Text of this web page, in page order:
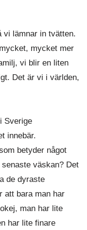
vi lämnar in tvätten.
mycket mer
vi blir en liten
Det är vi i världen,
Sverige
innebär.
betyder något
väskan? Det
de dyraste
att bara man har
man har lite
har lite finare